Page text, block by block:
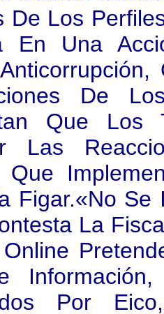
De Los
En Una
De
Que Los
Las
Que
Figar.«No Se
La
Por